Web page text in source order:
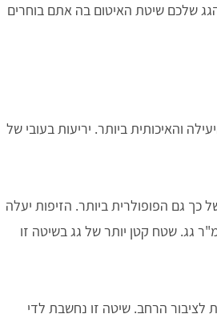
שלכם שיטת האיטום בה אתם בוחרים
והאיכותית ביותר. יריעות בעובי של
כך גם הפופולרית ביותר. הזיפות יעלה
בין 30 ל- 50 ₪ למ"ר עבור שטח של לפחות 100 מ"ר גג. שטח קטן יותר של גג בשיטה זו
לציבור הרחב. שיטה זו נחשבת לדי